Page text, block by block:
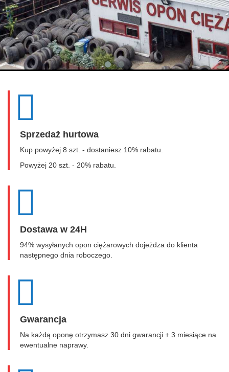
Sprzedaż hurtowa
Kup powyżej 8 szt. - dostaniesz 10% rabatu.
Powyżej 20 szt. - 20% rabatu.
Dostawa w 24H
94% wysyłanych opon ciężarowych dojeżdza do klienta
następnego dnia roboczego.
Gwarancja
Na każdą oponę otrzymasz 30 dni gwarancji + 3 miesiące na
ewentualne naprawy.